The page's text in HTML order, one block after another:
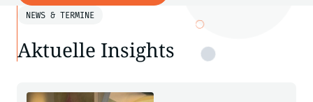
NEWS & TERMINE
Aktuelle Insights